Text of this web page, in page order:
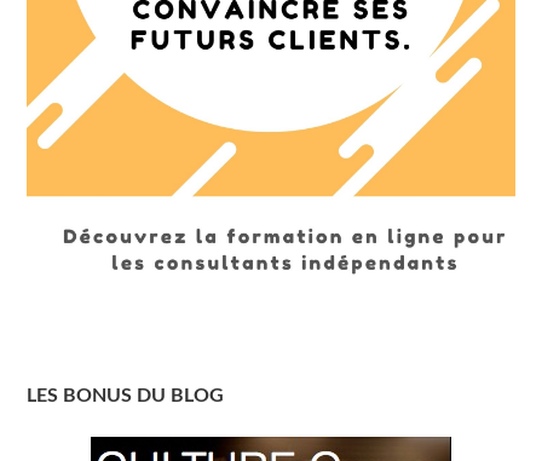
LES BONUS DU BLOG